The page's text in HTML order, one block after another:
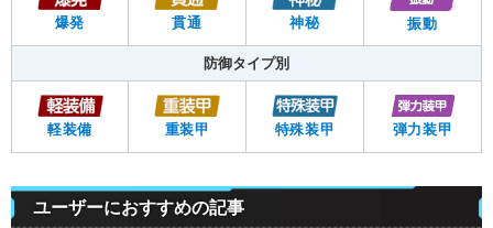
爆発 貫通 神秘 振動
防御タイプ別
軽装備 重装甲 特殊装甲 弾力装甲
ユーザーにおすすめの記事